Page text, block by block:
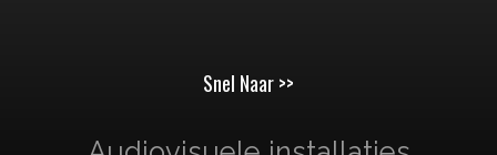
Snel Naar >>